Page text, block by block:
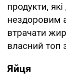
продукти,
нездоровим
втрачати
власний топ
Яйця